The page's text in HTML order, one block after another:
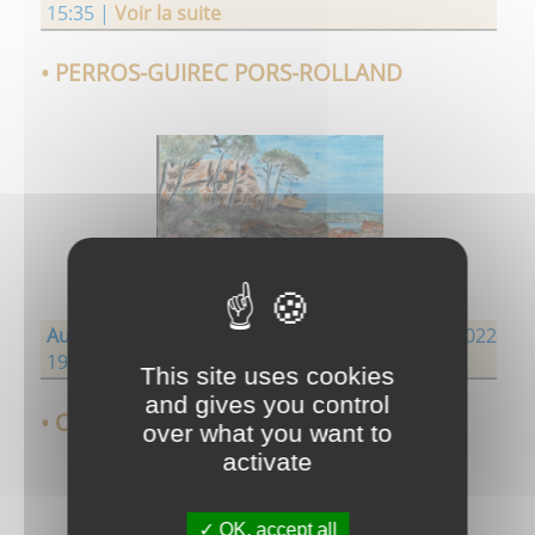
15:35 |Voir la suite
• PERROS-GUIREC PORS-ROLLAND
Auteurs : Etienne Lissillour |
23/01/2022
19:36 |
Voir la suite
• CAMELIAS DU JARDIN
This site uses cookies
and gives you control
over what you want to
activate
OK, accept all